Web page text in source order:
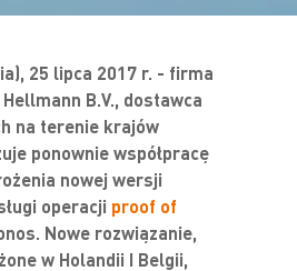
25 lipca 2017 r. - firma
B.V., dostawca
na terenie krajów
ponownie współpracę
nowej wersji
operacji proof of
Nowe rozwiązanie,
w Holandii I Belgii,